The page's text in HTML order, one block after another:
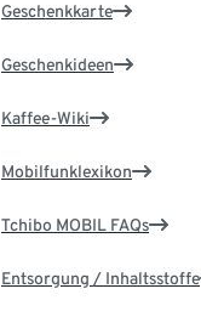
Geschenkkarte
Geschenkideen
Kaffee-Wiki
Mobilfunklexikon
Tchibo MOBIL FAQs
Entsorgung / Inhaltsstoffe